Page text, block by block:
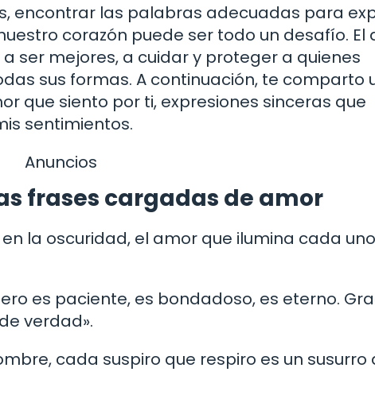
encontrar las palabras adecuadas para
corazón puede ser todo un desafío. El
ser mejores, a cuidar y proteger a quienes
sus formas. A continuación, te comparto
que siento por ti, expresiones sinceras que
sentimientos.
Anuncios
frases cargadas de amor
la oscuridad, el amor que ilumina cada
es paciente, es bondadoso, es eterno.
verdad».
cada suspiro que respiro es un susurro